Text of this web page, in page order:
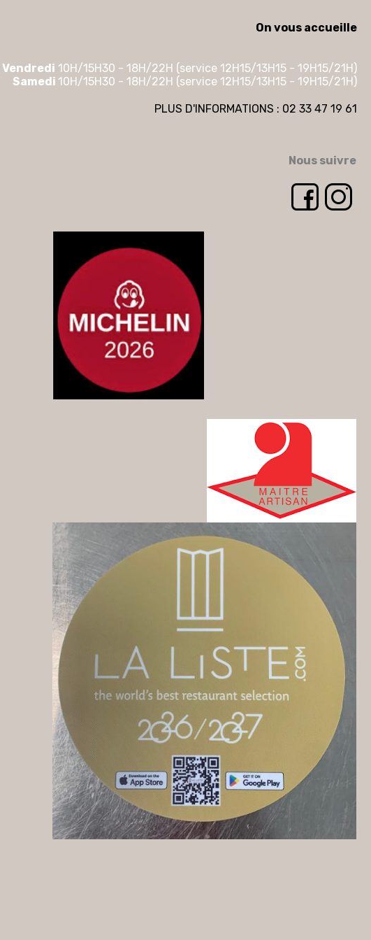
On vous accueille
Vendredi 10H/15H30 - 18H/22H (service 12H15/13H15 - 19H15/21H)
Samedi 10H/15H30 - 18H/22H (service 12H15/13H15 - 19H15/21H)
PLUS D'INFORMATIONS : 02 33 47 19 61
Nous suivre